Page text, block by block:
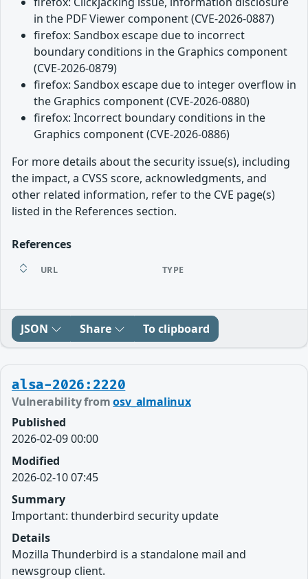
in the PDF Viewer component (CVE-2026-0887)
firefox: Sandbox escape due to incorrect
boundary conditions in the Graphics component
(CVE-2026-0879)
firefox: Sandbox escape due to integer overflow in
the Graphics component (CVE-2026-0880)
firefox: Incorrect boundary conditions in the
Graphics component (CVE-2026-0886)
For more details about the security issue(s), including
the impact, a CVSS score, acknowledgments, and
other related information, refer to the CVE page(s)
listed in the References section.
References
URL TYPE
JSON Share To clipboard
alsa-2026:2220
Vulnerability fromosv_almalinux
Published
2026-02-09 00:00
Modified
2026-02-10 07:45
Summary
Important: thunderbird security update
Details
Mozilla Thunderbird is a standalone mail and
newsgroup client.